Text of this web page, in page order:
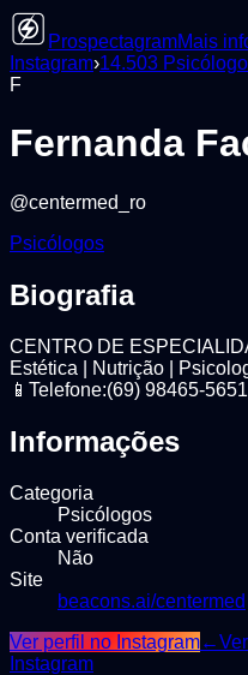
ProspectagramMais
Instagram›14.503
F
Fernanda
@centermed_ro
Psicólogos
Biografia
CENTRO DE
Estética | Nutrição |
📱Telefone:(69) 98465-
Informações
Categoria
Psicólogos
Conta verificada
Não
Site
beacons.ai/centermed
Ver perfil no Instagram←
Instagram